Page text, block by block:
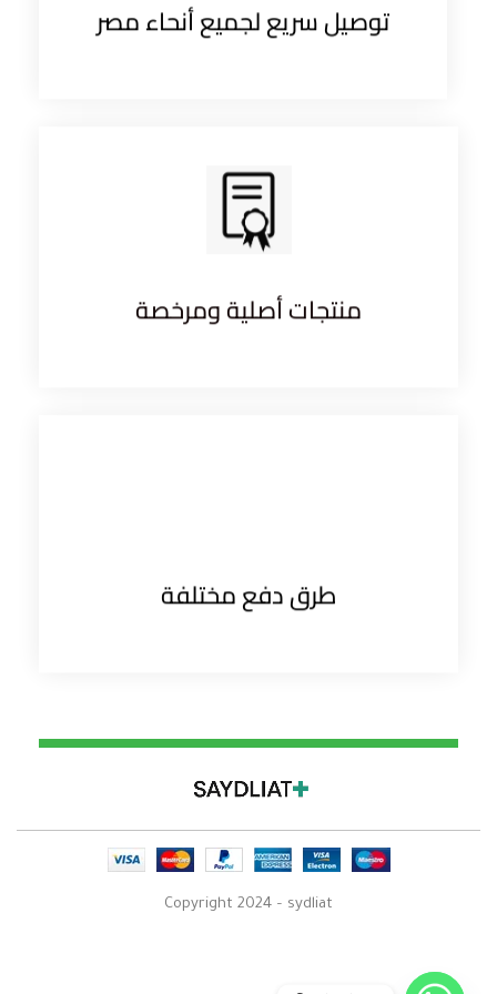
توصيل سريع لجميع أنحاء مصر
منتجات أصلية ومرخصة
طرق دفع مختلفة
Copyright 2024 – sydliat